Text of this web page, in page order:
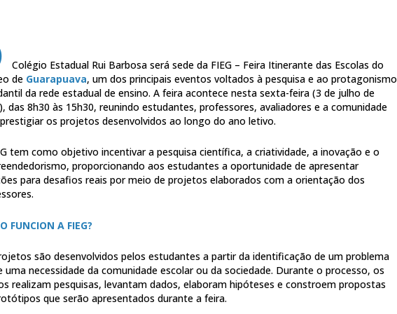
Colégio Estadual Rui Barbosa será sede da FIEG – Feira Itinerante das Escolas do
de Guarapuava, um dos principais eventos voltados à pesquisa e ao protagonismo
da rede estadual de ensino. A feira acontece nesta sexta-feira (3 de julho de
das 8h30 às 15h30, reunindo estudantes, professores, avaliadores e a comunidade
os projetos desenvolvidos ao longo do ano letivo.
tem como objetivo incentivar a pesquisa científica, a criatividade, a inovação e o
proporcionando aos estudantes a oportunidade de apresentar
para desafios reais por meio de projetos elaborados com a orientação dos
FUNCION A FIEG?
são desenvolvidos pelos estudantes a partir da identificação de um problema
uma necessidade da comunidade escolar ou da sociedade. Durante o processo, os
realizam pesquisas, levantam dados, elaboram hipóteses e constroem propostas
que serão apresentados durante a feira.